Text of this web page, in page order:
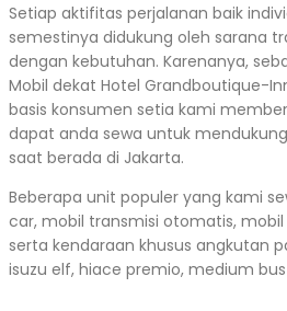
Setiap aktifitas perjalanan baik
semestinya didukung oleh sarana
dengan kebutuhan. Karenanya,
Mobil dekat Hotel Grandboutique-
basis konsumen setia kami
dapat anda sewa untuk
saat berada di Jakarta.
Beberapa unit populer yang kami
car, mobil transmisi otomatis,
serta kendaraan khusus angkutan
isuzu elf, hiace premio, medium